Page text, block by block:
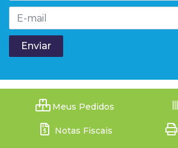
Meus Pedidos
Notas Fiscais